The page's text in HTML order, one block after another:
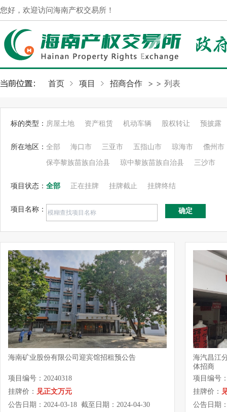
您好，欢迎访问海南产权交易所！
首页 项目 >
招商合作 > 列表
标的类型： 房屋土地 资产租赁 机动车辆 股权转让 预披露
所在地区： 全部 海口市 三亚市 五指山市 琼海市 儋州市
保亭黎族苗族自治县 琼中黎族苗族自治县 三沙市
项目状态： 全部 正在挂牌 挂牌截止 挂牌终结
项目名称： 确定
海南矿业股份有限公司迎宾馆招租预公告
项目编号：20240318
挂牌价： 见正文万元
公告日期：2024-03-18 截至日期：2024-04-30
海汽昌江
体招商
项目编号
挂牌价：
公告日期